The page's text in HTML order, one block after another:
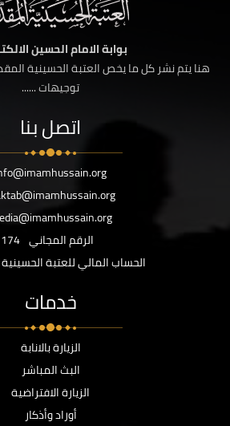
بوابة الامام الحسين
هنا يتم نشر كل ما يخص العتبة الحسينية
توجيهات ......
اتصل بنا
الرقم المجاني 174
الحساب المالي للعتبة
خدمات
الزيارة بالانابة
البث المباشر
الزيارة الافتراضية
أوراد وأذكار